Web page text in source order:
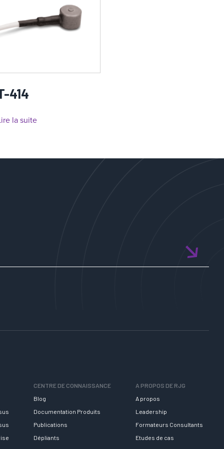
414
la suite
CENTRE DE CONNAISSANCE
Blog
Documentation Produits
Publications
Dépliants
A PROPOS DE RJG
A propos
Leadership
Formateurs Consultants
Etudes de cas